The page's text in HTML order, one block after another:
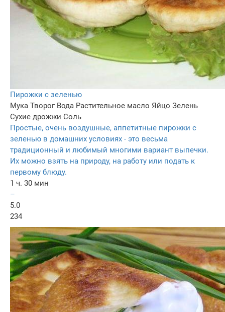
Пирожки с зеленью
Мука Творог Вода Растительное масло Яйцо Зелень
Сухие дрожжи Соль
Простые, очень воздушные, аппетитные пирожки с
зеленью в домашних условиях - это весьма
традиционный и любимый многими вариант выпечки.
Их можно взять на природу, на работу или подать к
первому блюду.
1 ч. 30 мин
–
5.0
234